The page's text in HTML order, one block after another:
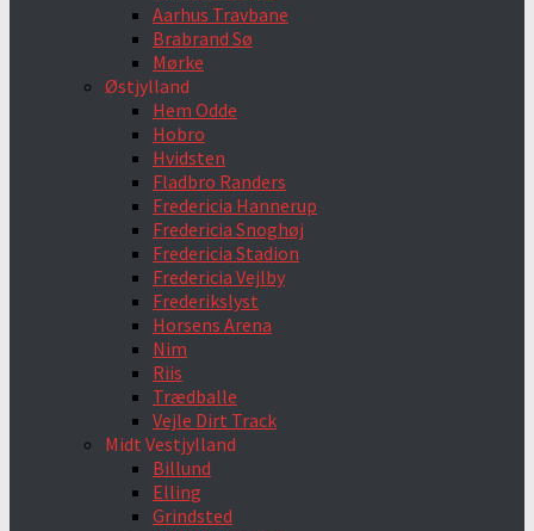
Aarhus Travbane
Brabrand Sø
Mørke
Østjylland
Hem Odde
Hobro
Hvidsten
Fladbro Randers
Fredericia Hannerup
Fredericia Snoghøj
Fredericia Stadion
Fredericia Vejlby
Frederikslyst
Horsens Arena
Nim
Riis
Trædballe
Vejle Dirt Track
Midt Vestjylland
Billund
Elling
Grindsted